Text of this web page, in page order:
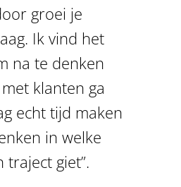
groei je
Ik vind het
na te denken
klanten ga
echt tijd maken
in welke
traject giet”.